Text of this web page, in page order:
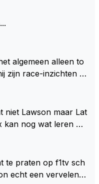
algemeen alleen to
zijn race-inzichten q
wat dat betreft h
niet Lawson maar Lat
kan nog wat leren va
allemaal met de oge
2 of GOATINES
echt een vervelend